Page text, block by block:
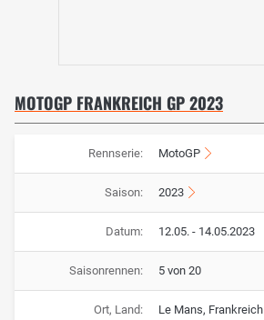
MOTOGP FRANKREICH GP 2023
Rennserie: MotoGP
Saison: 2023
Datum: 12.05. - 14.05.2023
Saisonrennen: 5 von 20
Ort, Land: Le Mans, Frankreich